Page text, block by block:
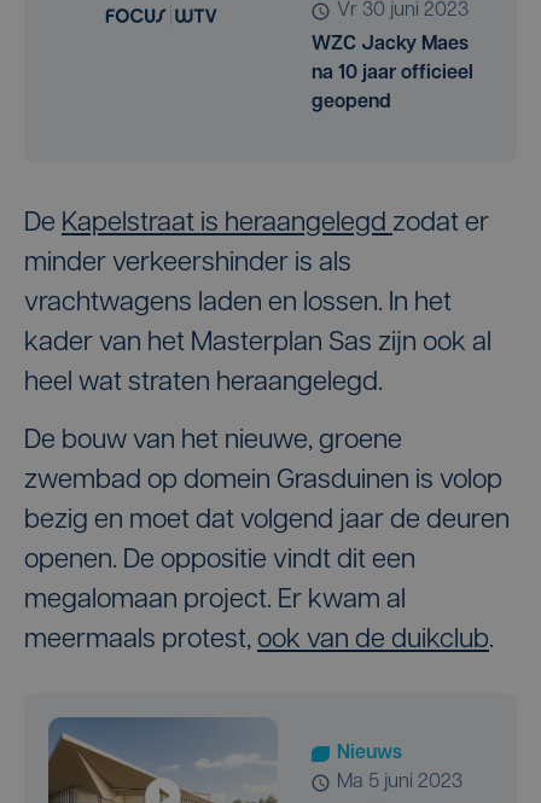
vr 30 juni 2023
WZC Jacky Maes
na 10 jaar officieel
geopend
De Kapelstraat is heraangelegd zodat er
minder verkeershinder is als
vrachtwagens laden en lossen. In het
kader van het Masterplan Sas zijn ook al
heel wat straten heraangelegd.
De bouw van het nieuwe, groene
zwembad op domein Grasduinen is volop
bezig en moet dat volgend jaar de deuren
openen. De oppositie vindt dit een
megalomaan project. Er kwam al
meermaals protest, ook van de duikclub.
Nieuws
ma 5 juni 2023